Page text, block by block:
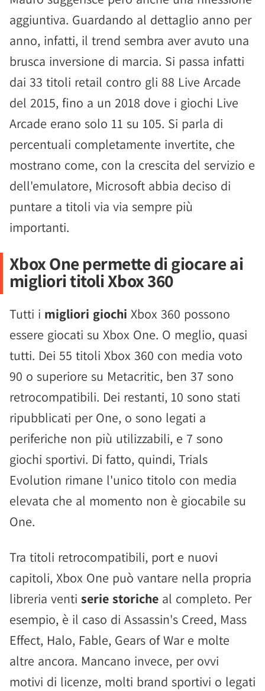
aggiuntiva. Guardando al dettaglio anno per
anno, infatti, il trend sembra aver avuto una
brusca inversione di marcia. Si passa infatti
dai 33 titoli retail contro gli 88 Live Arcade
del 2015, fino a un 2018 dove i giochi Live
Arcade erano solo 11 su 105. Si parla di
percentuali completamente invertite, che
mostrano come, con la crescita del servizio e
dell'emulatore, Microsoft abbia deciso di
puntare a titoli via via sempre più
importanti.
Xbox One permette di giocare ai
migliori titoli Xbox 360
Tutti i migliori giochi Xbox 360 possono
essere giocati su Xbox One. O meglio, quasi
tutti. Dei 55 titoli Xbox 360 con media voto
90 o superiore su Metacritic, ben 37 sono
retrocompatibili. Dei restanti, 10 sono stati
ripubblicati per One, o sono legati a
periferiche non più utilizzabili, e 7 sono
giochi sportivi. Di fatto, quindi, Trials
Evolution rimane l'unico titolo con media
elevata che al momento non è giocabile su
One.
Tra titoli retrocompatibili, port e nuovi
capitoli, Xbox One può vantare nella propria
libreria venti serie storiche al completo. Per
esempio, è il caso di Assassin's Creed, Mass
Effect, Halo, Fable, Gears of War e molte
altre ancora. Mancano invece, per ovvi
motivi di licenze, molti brand sportivi o legati